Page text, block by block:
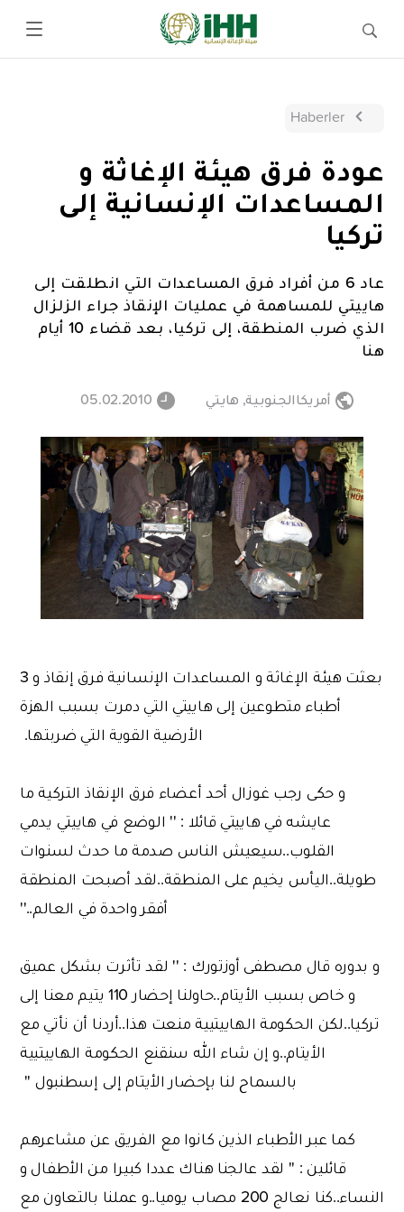
Haberler
عودة فرق هيئة الإغاثة و
المساعدات الإنسانية إلى
تركيا
عاد 6 من أفراد فرق المساعدات التي انطلقت إلى
هاييتي للمساهمة في عمليات الإنقاذ جراء الزلزال
الذي ضرب المنطقة، إلى تركيا، بعد قضاء 10 أيام
هنا
أمريكاالجنوبية, هايتي 05.02.2010
بعثت هيئة الإغاثة و المساعدات الإنسانية فرق إنقاذ و 3
أطباء متطوعين إلى هاييتي التي دمرت بسبب الهزة
الأرضية القوية التي ضربتها.
و حكى رجب غوزال أحد أعضاء فرق الإنقاذ التركية ما
عايشه في هاييتي قائلا : '' الوضع في هاييتي يدمي
القلوب..سيعيش الناس صدمة ما حدث لسنوات
طويلة..اليأس يخيم على المنطقة..لقد أصبحت المنطقة
أفقر واحدة في العالم..''
و بدوره قال مصطفى أوزتورك : '' لقد تأثرت بشكل عميق
و خاص بسبب الأيتام..حاولنا إحضار 110 يتيم معنا إلى
تركيا..لكن الحكومة الهاييتيية منعت هذا..أردنا أن نأتي مع
الأيتام..و إن شاء الله سنقنع الحكومة الهاييتيية
بالسماح لنا بإحضار الأيتام إلى إسطنبول ''
كما عبر الأطباء الذين كانوا مع الفريق عن مشاعرهم
قائلين : '' لقد عالجنا هناك عددا كبيرا من الأطفال و
النساء..كنا نعالج 200 مصاب يوميا..و عملنا بالتعاون مع